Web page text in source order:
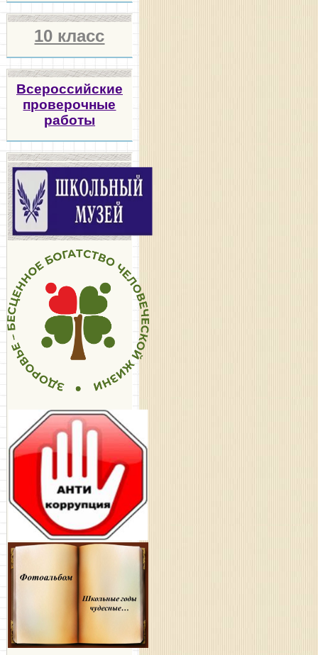
10 класс
Всероссийские
проверочные
работы